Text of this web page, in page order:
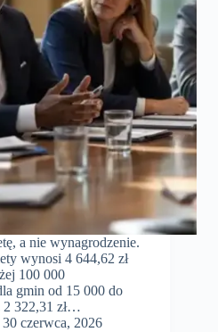
a nie wynagrodzenie.
wynosi 4 644,62 zł
100 000
gmin od 15 000 do
2 322,31 zł…
30 czerwca, 2026